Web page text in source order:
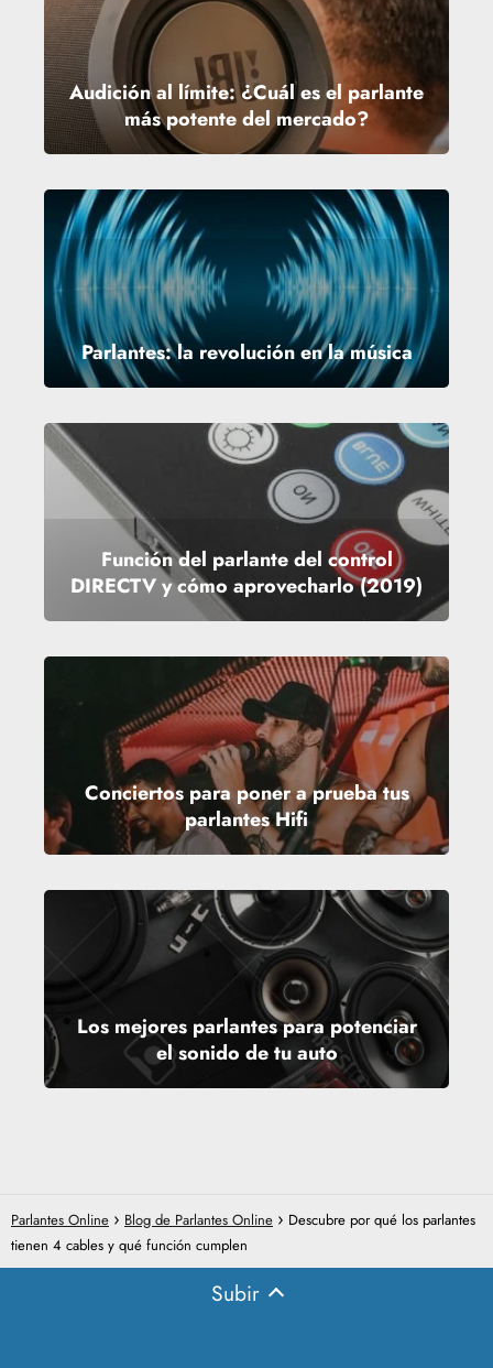
Audición al límite: ¿Cuál es el parlante
más potente del mercado?
Parlantes: la revolución en la música
Función del parlante del control
DIRECTV y cómo aprovecharlo (2019)
Conciertos para poner a prueba tus
parlantes Hifi
Los mejores parlantes para potenciar
el sonido de tu auto
Parlantes Online Blog de Parlantes Online
Descubre por qué los parlantes
tienen 4 cables y qué función cumplen
Subir